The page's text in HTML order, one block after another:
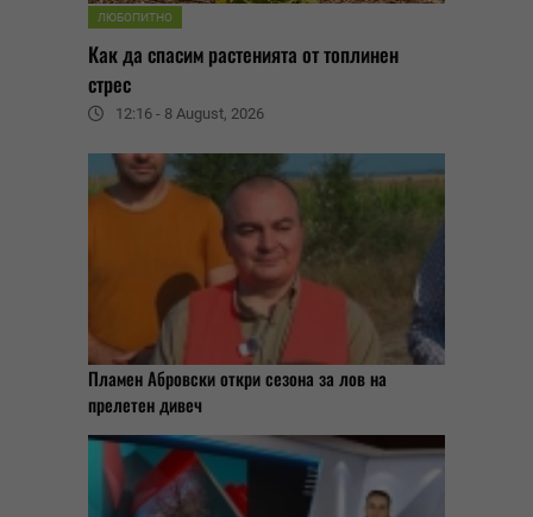
ЛЮБОПИТНО
Как да спасим растенията от топлинен
стрес
12:16 - 8 August, 2026
Пламен Абровски откри сезона за лов на
прелетен дивеч